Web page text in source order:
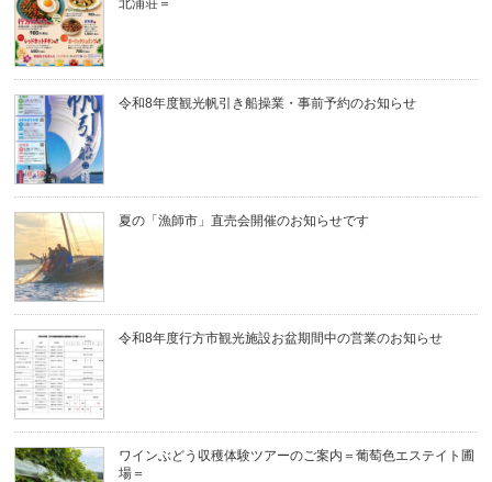
北浦荘＝
令和8年度観光帆引き船操業・事前予約のお知らせ
夏の「漁師市」直売会開催のお知らせです
令和8年度行方市観光施設お盆期間中の営業のお知らせ
ワインぶどう収穫体験ツアーのご案内＝葡萄色エステイト圃
場＝